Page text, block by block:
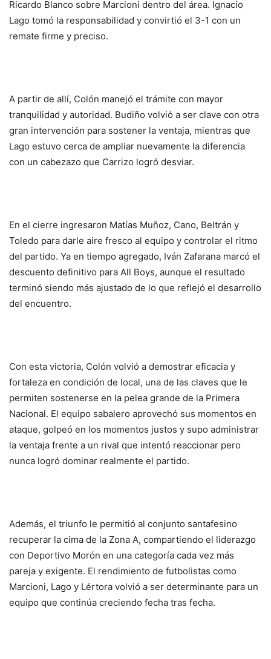
Ricardo Blanco sobre Marcioni dentro del área. Ignacio
Lago tomó la responsabilidad y convirtió el 3-1 con un
remate firme y preciso.
A partir de allí, Colón manejó el trámite con mayor
tranquilidad y autoridad. Budiño volvió a ser clave con otra
gran intervención para sostener la ventaja, mientras que
Lago estuvo cerca de ampliar nuevamente la diferencia
con un cabezazo que Carrizo logró desviar.
En el cierre ingresaron Matías Muñoz, Cano, Beltrán y
Toledo para darle aire fresco al equipo y controlar el ritmo
del partido. Ya en tiempo agregado, Iván Zafarana marcó el
descuento definitivo para All Boys, aunque el resultado
terminó siendo más ajustado de lo que reflejó el desarrollo
del encuentro.
Con esta victoria, Colón volvió a demostrar eficacia y
fortaleza en condición de local, una de las claves que le
permiten sostenerse en la pelea grande de la Primera
Nacional. El equipo sabalero aprovechó sus momentos en
ataque, golpeó en los momentos justos y supo administrar
la ventaja frente a un rival que intentó reaccionar pero
nunca logró dominar realmente el partido.
Además, el triunfo le permitió al conjunto santafesino
recuperar la cima de la Zona A, compartiendo el liderazgo
con Deportivo Morón en una categoría cada vez más
pareja y exigente. El rendimiento de futbolistas como
Marcioni, Lago y Lértora volvió a ser determinante para un
equipo que continúa creciendo fecha tras fecha.